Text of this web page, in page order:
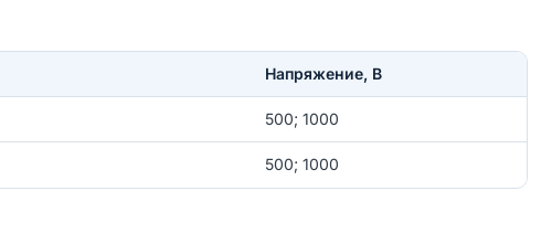
Напряжение, В
500; 1000
500; 1000